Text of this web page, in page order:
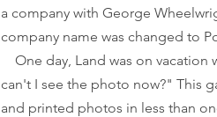
a company with George
company name was changed to
One day, Land was on vacation
can't I see the photo now?" This
and printed photos in less than